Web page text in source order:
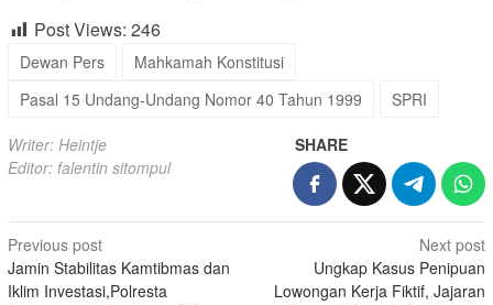
Post Views: 246
Dewan Pers
Mahkamah Konstitusi
Pasal 15 Undang-Undang Nomor 40 Tahun 1999
SPRI
Writer: Heintje
Editor: falentin sitompul
SHARE
Post
navigation
Previous post
Jamin Stabilitas Kamtibmas dan
Iklim Investasi,Polresta
Next post
Ungkap Kasus Penipuan
Lowongan Kerja Fiktif, Jajaran